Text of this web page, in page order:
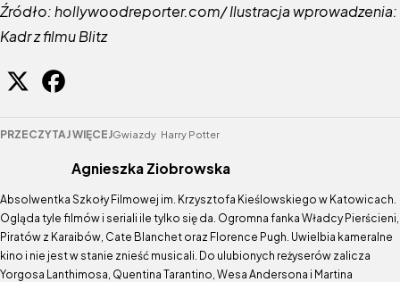
Źródło: hollywoodreporter.com/ Ilustracja wprowadzenia:
Kadr z filmu Blitz
PRZECZYTAJ WIĘCEJGwiazdy Harry Potter
Agnieszka Ziobrowska
Absolwentka Szkoły Filmowej im. Krzysztofa Kieślowskiego w Katowicach.
Ogląda tyle filmów i seriali ile tylko się da. Ogromna fanka Władcy Pierścieni,
Piratów z Karaibów, Cate Blanchet oraz Florence Pugh. Uwielbia kameralne
kino i nie jest w stanie znieść musicali. Do ulubionych reżyserów zalicza
Yorgosa Lanthimosa, Quentina Tarantino, Wesa Andersona i Martina